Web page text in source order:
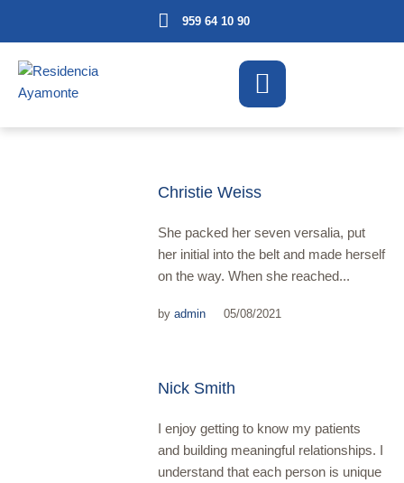
959 64 10 90
Christie Weiss
She packed her seven versalia, put
her initial into the belt and made herself
on the way. When she reached...
byadmin 05/08/2021
Nick Smith
I enjoy getting to know my patients
and building meaningful relationships. I
understand that each person is unique